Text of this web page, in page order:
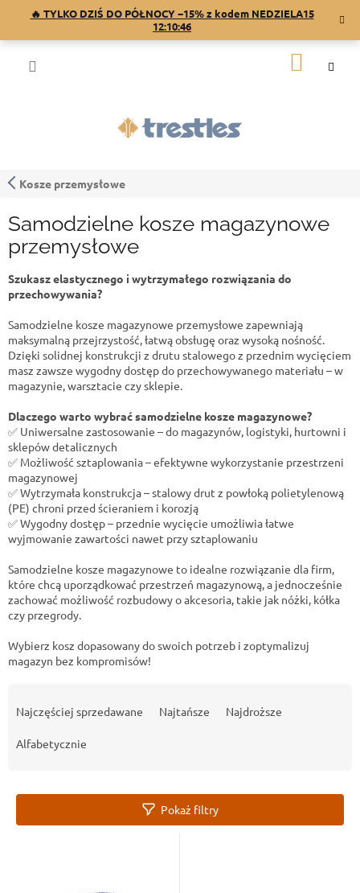
treści
🔥 TYLKO DZIŚ DO PÓŁNOCY −15% z kodem NEDZIELA15
12:10:45
Kosze przemysłowe
Samodzielne kosze magazynowe
przemysłowe
Szukasz elastycznego i wytrzymałego rozwiązania do
przechowywania?
Samodzielne kosze magazynowe przemysłowe zapewniają
maksymalną przejrzystość, łatwą obsługę oraz wysoką nośność.
Dzięki solidnej konstrukcji z drutu stalowego z przednim wycięciem
masz zawsze wygodny dostęp do przechowywanego materiału – w
magazynie, warsztacie czy sklepie.
Dlaczego warto wybrać samodzielne kosze magazynowe?
✅ Uniwersalne zastosowanie – do magazynów, logistyki, hurtowni i
sklepów detalicznych
✅ Możliwość sztaplowania – efektywne wykorzystanie przestrzeni
magazynowej
✅ Wytrzymała konstrukcja – stalowy drut z powłoką polietylenową
(PE) chroni przed ścieraniem i korozją
✅ Wygodny dostęp – przednie wycięcie umożliwia łatwe
wyjmowanie zawartości nawet przy sztaplowaniu
Samodzielne kosze magazynowe to idealne rozwiązanie dla firm,
które chcą uporządkować przestrzeń magazynową, a jednocześnie
zachować możliwość rozbudowy o akcesoria, takie jak nóżki, kółka
czy przegrody.
Wybierz kosz dopasowany do swoich potrzeb i zoptymalizuj
magazyn bez kompromisów!
Najczęściej sprzedawane Najtańsze Najdroższe
Alfabetycznie
Pokaż filtry